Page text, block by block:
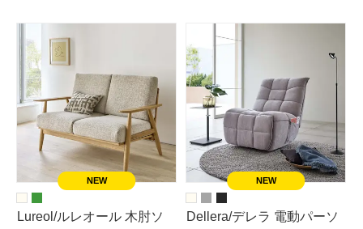
Lureol/ルレオール 木肘ソ
Dellera/デレラ 電動パーソ